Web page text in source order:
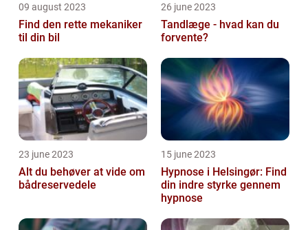
09 august 2023
Find den rette mekaniker
til din bil
26 june 2023
Tandlæge - hvad kan du
forvente?
23 june 2023
Alt du behøver at vide om
bådreservedele
15 june 2023
Hypnose i Helsingør: Find
din indre styrke gennem
hypnose